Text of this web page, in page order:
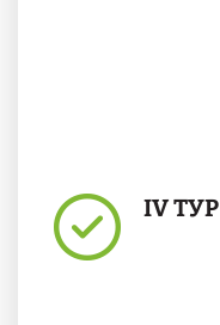
IV ТУР